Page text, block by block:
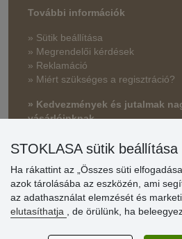
További információk
» Sütik beállítása
» Megrendelői kérdések
» Reklamáció
» Miért szükséges a regisztráció?
» Kedvezmények és jutalmak
vásárlóinknak
» Súgó
Vásárlók
értékelése
STOKLASA sütik beállítása
Ha rákattint az „Összes süti
azok tárolásába az eszközén, ami
az adathasználat elemzését és
elutasíthatja
, de örülünk, ha